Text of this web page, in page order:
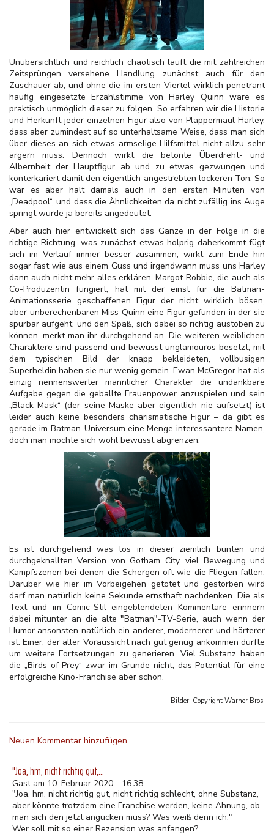
Unübersichtlich und reichlich chaotisch läuft die mit zahlreichen
Zeitsprüngen versehene Handlung zunächst auch für den
Zuschauer ab, und ohne die im ersten Viertel wirklich penetrant
häufig eingesetzte Erzählstimme von Harley Quinn wäre es
praktisch unmöglich dieser zu folgen. So erfahren wir die Historie
und Herkunft jeder einzelnen Figur also von Plappermaul Harley,
dass aber zumindest auf so unterhaltsame Weise, dass man sich
über dieses an sich etwas armselige Hilfsmittel nicht allzu sehr
ärgern muss. Dennoch wirkt die betonte Überdreht- und
Albernheit der Hauptfigur ab und zu etwas gezwungen und
konterkariert damit den eigentlich angestrebten lockeren Ton. So
war es aber halt damals auch in den ersten Minuten von
„Deadpool“, und dass die Ähnlichkeiten da nicht zufällig ins Auge
springt wurde ja bereits angedeutet.
Aber auch hier entwickelt sich das Ganze in der Folge in die
richtige Richtung, was zunächst etwas holprig daherkommt fügt
sich im Verlauf immer besser zusammen, wirkt zum Ende hin
sogar fast wie aus einem Guss und irgendwann muss uns Harley
dann auch nicht mehr alles erklären. Margot Robbie, die auch als
Co-Produzentin fungiert, hat mit der einst für die Batman-
Animationsserie geschaffenen Figur der nicht wirklich bösen,
aber unberechenbaren Miss Quinn eine Figur gefunden in der sie
spürbar aufgeht, und den Spaß, sich dabei so richtig austoben zu
können, merkt man ihr durchgehend an. Die weiteren weiblichen
Charaktere sind passend und bewusst unglamourös besetzt, mit
dem typischen Bild der knapp bekleideten, vollbusigen
Superheldin haben sie nur wenig gemein. Ewan McGregor hat als
einzig nennenswerter männlicher Charakter die undankbare
Aufgabe gegen die geballte Frauenpower anzuspielen und sein
„Black Mask“ (der seine Maske aber eigentlich nie aufsetzt) ist
leider auch keine besonders charismatische Figur – da gibt es
gerade im Batman-Universum eine Menge interessantere Namen,
doch man möchte sich wohl bewusst abgrenzen.
Es ist durchgehend was los in dieser ziemlich bunten und
durchgeknallten Version von Gotham City, viel Bewegung und
Kampfszenen bei denen die Schergen oft wie die Fliegen fallen.
Darüber wie hier im Vorbeigehen getötet und gestorben wird
darf man natürlich keine Sekunde ernsthaft nachdenken. Die als
Text und im Comic-Stil eingeblendeten Kommentare erinnern
dabei mitunter an die alte "Batman"-TV-Serie, auch wenn der
Humor ansonsten natürlich ein anderer, modernerer und härterer
ist. Einer, der aller Voraussicht nach gut genug ankommen dürfte
um weitere Fortsetzungen zu generieren. Viel Substanz haben
die „Birds of Prey“ zwar im Grunde nicht, das Potential für eine
erfolgreiche Kino-Franchise aber schon.
Bilder: Copyright Warner Bros.
Neuen Kommentar hinzufügen
"Joa, hm, nicht richtig gut,…
Gast am 10. Februar 2020 - 16:38
"Joa, hm, nicht richtig gut, nicht richtig schlecht, ohne Substanz,
aber könnte trotzdem eine Franchise werden, keine Ahnung, ob
man sich den jetzt angucken muss? Was weiß denn ich."
Wer soll mit so einer Rezension was anfangen?